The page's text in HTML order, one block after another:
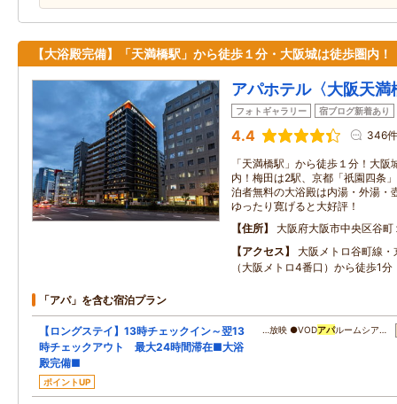
【大浴殿完備】「天満橋駅」から徒歩１分・大阪城は徒歩圏内！
アパホテル〈大阪天満
フォトギャラリー 宿ブログ新着あり
4.4 346件
「天満橋駅」から徒歩１分！大
内！梅田は2駅、京都「祇園四条
泊者無料の大浴殿は内湯・外湯・
ゆったり寛げると大好評！
住所
大阪府大阪市中央区谷町
アクセス
大阪メトロ谷町線
（大阪メトロ4番口）から徒歩1分
「アパ」を含む宿泊プラン
【ロングステイ】13時チェックイン～翌13
時チェックアウト 最大24時間滞在■大浴
殿完備■
ポイントUP
…放映 ●VODアパルームシア…